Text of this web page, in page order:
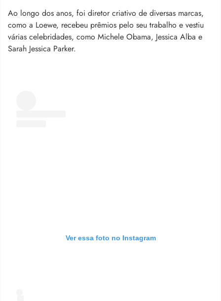
Ao longo dos anos, foi diretor criativo de diversas marcas,
como a Loewe, recebeu prêmios pelo seu trabalho e vestiu
várias celebridades, como Michele Obama, Jessica Alba e
Sarah Jessica Parker.
Ver essa foto no Instagram